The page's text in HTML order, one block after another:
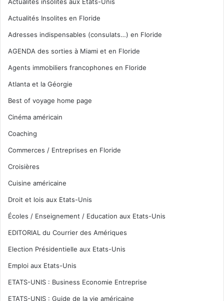
Actualités Insolites en Floride
Adresses indispensables (consulats…) en Floride
AGENDA des sorties à Miami et en Floride
Agents immobiliers francophones en Floride
Atlanta et la Géorgie
Best of voyage home page
Cinéma américain
Coaching
Commerces / Entreprises en Floride
Croisières
Cuisine américaine
Droit et lois aux Etats-Unis
Écoles / Enseignement / Education aux Etats-Unis
EDITORIAL du Courrier des Amériques
Election Présidentielle aux Etats-Unis
Emploi aux Etats-Unis
ETATS-UNIS : Business Economie Entreprise
ETATS-UNIS : Guide de la vie américaine